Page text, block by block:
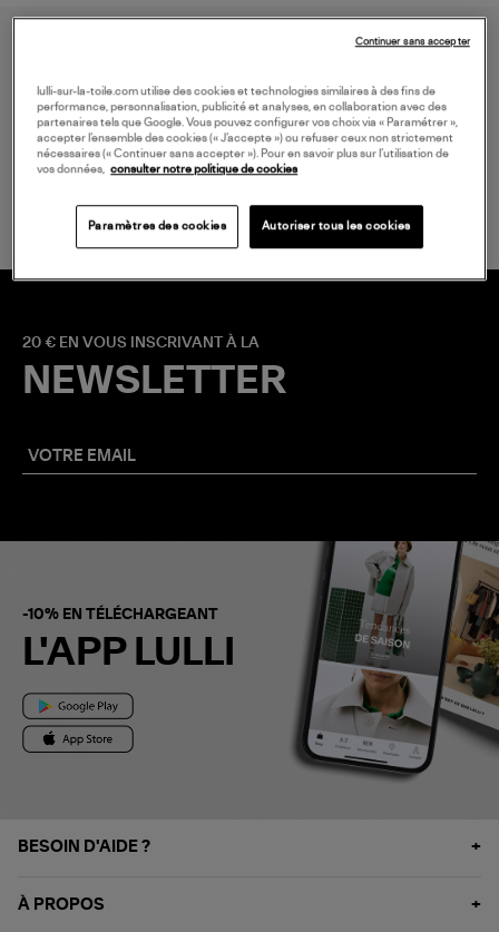
LIVRAISON GRATUITE
20 € EN VOUS INSCRIVANT À LA
NEWSLETTER
-10% EN TÉLÉCHARGEANT
L'APP LULLI
BESOIN D'AIDE ?
À PROPOS
lulli-sur-la-toile.com utilise des cookies et technologies similaires à des fins de
performance, personnalisation, publicité et analyses, en collaboration avec des
partenaires tels que Google. Vous pouvez configurer vos choix via « Paramétrer »,
accepter l’ensemble des cookies (« J’accepte ») ou refuser ceux non strictement
nécessaires (« Continuer sans accepter »). Pour en savoir plus sur l’utilisation de
vos données, consulter notre politique de cookies
Paramètres des cookies Autoriser tous les cookies
Continuer sans accepter